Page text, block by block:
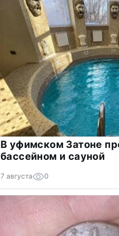
В уфимском Затоне
бассейном и сауной
7 августа 0